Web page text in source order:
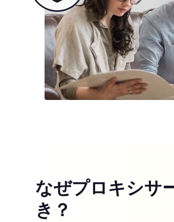
なぜプロキシサ
き？